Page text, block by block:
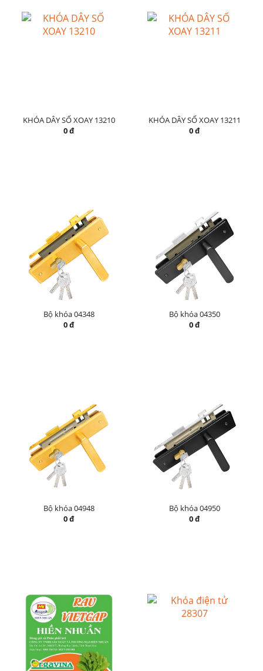
KHÓA DÂY SỐ XOAY 13210
0 đ
KHÓA DÂY SỐ XOAY 13211
0 đ
Bộ khóa 04348
0 đ
Bộ khóa 04350
0 đ
Bộ khóa 04948
0 đ
Bộ khóa 04950
0 đ